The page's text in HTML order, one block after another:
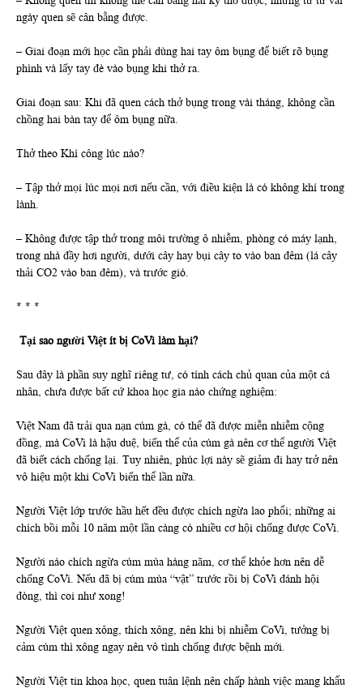
ngày quen sẽ cân bằng được.
– Giai đoạn mới học cần phải dùng hai tay ôm bụng để biết rõ bụng
phình và lấy tay đè vào bụng khi thở ra.
Giai đoạn sau: Khi đã quen cách thở bụng trong vài tháng, không cần
chồng hai bàn tay để ôm bụng nữa.
Thở theo Khí công lúc nào?
– Tập thở mọi lúc mọi nơi nếu cần, với điều kiện là có không khí trong
lành.
– Không được tập thở trong môi trường ô nhiễm, phòng có máy lạnh,
trong nhà đầy hơi người, dưới cây hay bụi cây to vào ban đêm (lá cây
thải CO2 vào ban đêm), và trước gió.
* * *
Tại sao người Việt ít bị CoVi làm hại?
Sau đây là phần suy nghĩ riêng tư, có tính cách chủ quan của một cá
nhân, chưa được bất cứ khoa học gia nào chứng nghiệm:
Việt Nam đã trải qua nạn cúm gà, có thể đã được miễn nhiễm cộng
đồng, mà CoVi là hậu duệ, biến thể của cúm gà nên cơ thể người Việt
đã biết cách chống lại. Tuy nhiên, phúc lợi này sẽ giảm đi hay trở nên
vô hiệu một khi CoVi biến thể lần nữa.
Người Việt lớp trước hầu hết đều được chích ngừa lao phổi; những ai
chích bồi mỗi 10 năm một lần càng có nhiều cơ hội chống được CoVi.
Người nào chích ngừa cúm mùa hàng năm, cơ thể khỏe hơn nên dễ
chống CoVi. Nếu đã bị cúm mùa “vật” trước rồi bị CoVi đánh hội
đòng, thì coi như xong!
Người Việt quen xông, thích xông, nên khi bị nhiễm CoVi, tưởng bị
cảm cúm thì xông ngay nên vô tình chống được bệnh mới.
Người Việt tin khoa học, quen tuân lệnh nên chấp hành việc mang khẩu